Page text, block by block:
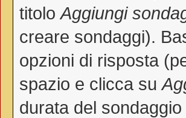
titoloAggiungi
creare sondaggi).
opzioni di risposta
spazio e clicca su
durata del